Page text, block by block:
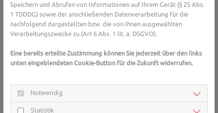
Fehler Nr. 3: Der Lichtschutzfaktor sagt, wie
viele Minuten ich in der Sonne bleiben kann.
Das ist falsch. Ein LSF von 40 bedeutet nicht, 40 Minuten
bedenkenlos sonnenbaden zu können. Die maximale Wirkzeit
einer Sonnencreme errechnet sich aus der sogenannten
von 40 theoretisch erst nach 400 Minuten mit einem Sonnenbrand
rechnen. Doch Achtung: Die Eigenschutzzeit variiert – je nach
Speichern und Abrufen von Informationen auf Ihrem Gerät (§ 25 Abs.
1 TDDDG) sowie der anschließenden Datenverarbeitung für die
nachfolgend dargestellten bzw. die von Ihnen ausgewählten
Verarbeitungszwecke zu (Art 6 Abs. 1 lit. a. DSGVO).
Eine bereits erteilte Zustimmung können Sie jederzeit über den links
unten eingeblendeten Cookie-Button für die Zukunft widerrufen.
Notwendig
Statistik